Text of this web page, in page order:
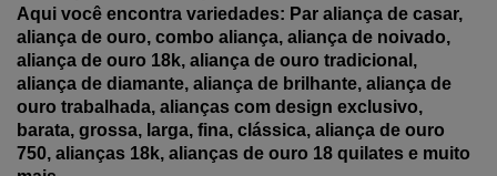
Aqui você encontra variedades: Par aliança de casar,
aliança de ouro, combo aliança, aliança de noivado,
aliança de ouro 18k, aliança de ouro tradicional,
aliança de diamante, aliança de brilhante, aliança de
ouro trabalhada, alianças com design exclusivo,
barata, grossa, larga, fina, clássica, aliança de ouro
750, alianças 18k, alianças de ouro 18 quilates e muito